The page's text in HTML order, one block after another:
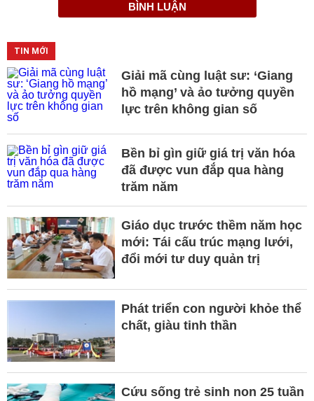
BÌNH LUẬN
TIN MỚI
Giải mã cùng luật sư: ‘Giang
hồ mạng’ và ảo tưởng quyền
lực trên không gian số
Bền bỉ gìn giữ giá trị văn hóa
đã được vun đắp qua hàng
trăm năm
Giáo dục trước thềm năm học
mới: Tái cấu trúc mạng lưới,
đổi mới tư duy quản trị
Phát triển con người khỏe thể
chất, giàu tinh thần
Cứu sống trẻ sinh non 25 tuần